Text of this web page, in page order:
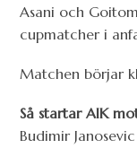
Asani och
cupmatcher i
Matchen börjar
Så startar AIK
Budimir